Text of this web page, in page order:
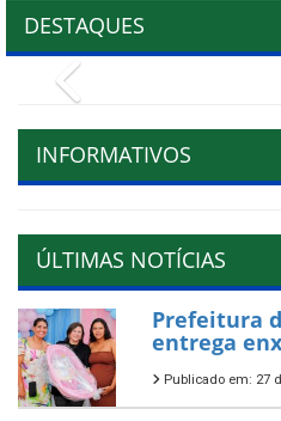
DESTAQUES
INFORMATIVOS
ÚLTIMAS NOTÍCIAS
Prefeitura
entrega
Publicado em: 27